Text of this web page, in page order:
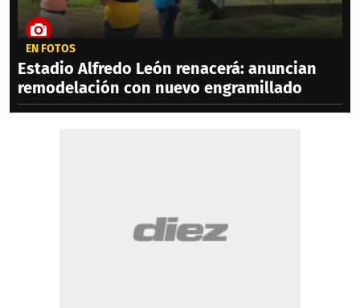
EN FOTOS
Estadio Alfredo León renacerá: anuncian
remodelación con nuevo engramillado